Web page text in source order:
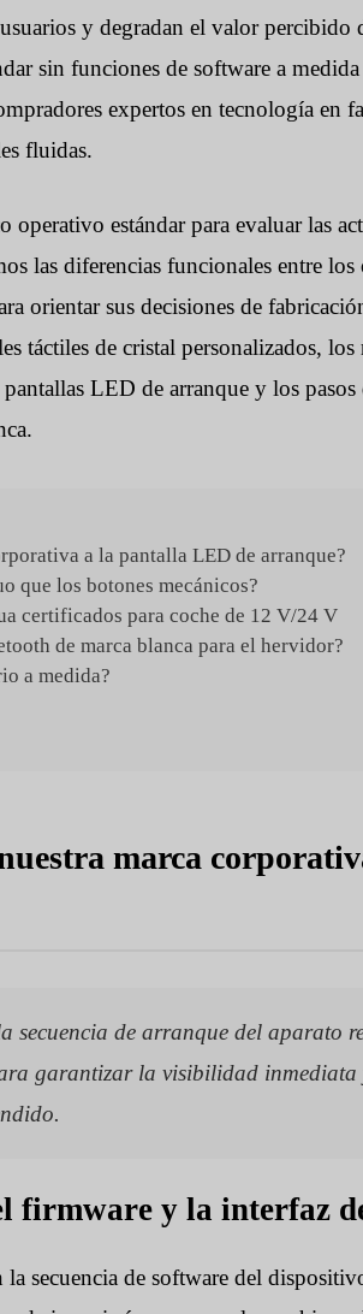
y degradan el valor percibido
sin funciones de software a
expertos en tecnología en
fluidas.
estándar para evaluar las
las diferencias funcionales entre los
orientar sus decisiones de
táctiles de cristal personalizados,
LED de arranque y los
a la pantalla LED de arranque?
que los botones mecánicos?
certificados para coche de 12 V/24 V
de marca blanca para el hervidor?
a medida?
marca
de arranque del aparato
garantizar la visibilidad inmediata
firmware y la interfaz
secuencia de software del